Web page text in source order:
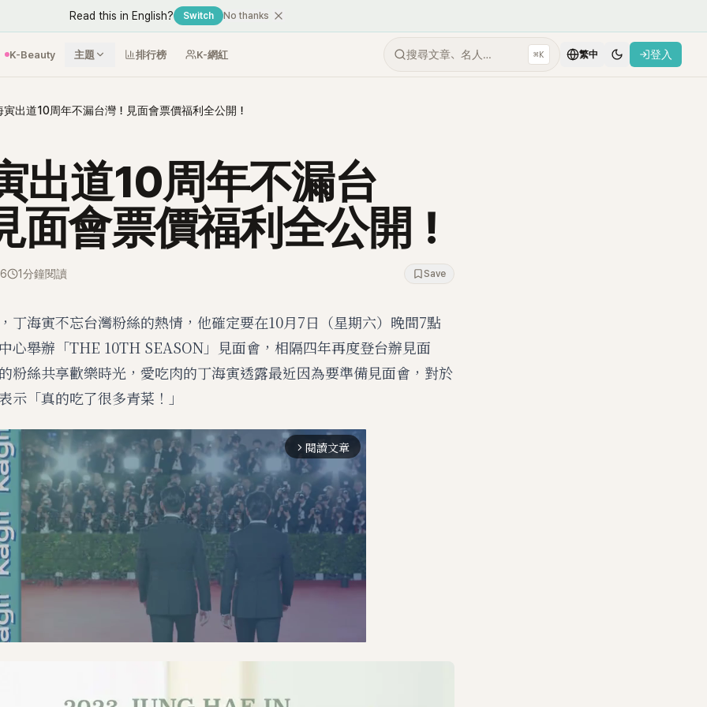
Read this in English? Switch No thanks
K-Beauty 主題 排行榜 K-網紅 搜尋文章、名人… ⌘K 繁中 登入
寅出道10周年不漏台灣！見面會票價福利全公開！
出道10周年不漏台
面會票價福利全公開！
1分鐘閱讀 Save
丁海寅不忘台灣粉絲的熱情，他確定要在10月7日（星期六）晚間7點
心舉辦「THE 10TH SEASON」見面會，相隔四年再度登台辦見面
粉絲共享歡樂時光，愛吃肉的丁海寅透露最近因為要準備見面會，對於
示「真的吃了很多青菜！」
arrow_forward_ios 閱讀文章